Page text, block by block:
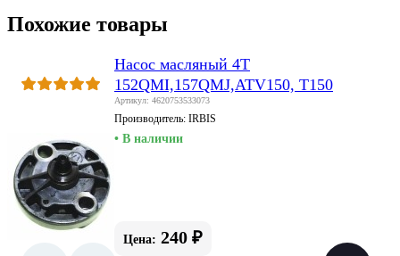
Похожие товары
Насос масляный 4Т
152QMI,157QMJ,ATV150, T150
Артикул: 4620753533073
Производитель: IRBIS
• В наличии
Цена: 240 ₽